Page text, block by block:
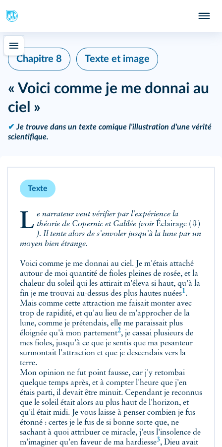
Chapitre 8 Texte et image
« Voici comme je me donnai au
ciel »
✔ Je trouve dans un texte comique l'illustration d'une vérité
scientifique.
Texte
Le narrateur veut vérifier par l'expérience la théorie de Copernic et Galilée (voirÉclairage (⇩)
). Il tente alors de s'envoler jusqu'à la lune par un
moyen bien étrange.
Voici comme je me donnai au ciel. Je m'étais attaché
autour de moi quantité de fioles pleines de rosée, et la
chaleur du soleil qui les attirait m'éleva si haut, qu'à la
fin je me trouvai au-dessus des plus hautes nuées1.
Mais comme cette attraction me faisait monter avec
trop de rapidité, et qu'au lieu de m'approcher de la
lune, comme je prétendais, elle me paraissait plus
éloignée qu'à mon partement2, je cassai plusieurs de
mes fioles, jusqu'à ce que je sentis que ma pesanteur
surmontait l'attraction et que je descendais vers la
terre.
Mon opinion ne fut point fausse, car j'y retombai
quelque temps après, et à compter l'heure que j'en
étais parti, il devait être minuit. Cependant je reconnus
que le soleil était alors au plus haut de l'horizon, et
qu'il était midi. Je vous laisse à penser combien je fus
étonné : certes je le fus de si bonne sorte que, ne
sachant à quoi attribuer ce miracle, j'eus l'insolence de
m'imaginer qu'en faveur de ma hardiesse3, Dieu avait